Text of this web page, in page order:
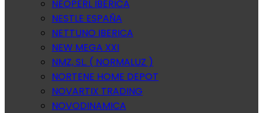
NEOPERL IBERICA
NESTLE ESPAÑA
NETTUNO IBERICA
NEW MEGA XXI
NMZ, SL. ( NORMALUZ )
NORTENE HOME DEPOT
NOVARTIX TRADING
NOVODINAMICA